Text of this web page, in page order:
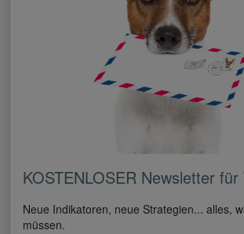
KOSTENLOSER Newsletter für
Neue Indikatoren, neue Strategien... alles,
müssen.